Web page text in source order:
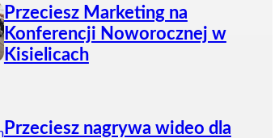
Przeciesz Marketing na
Konferencji Noworocznej w
Kisielicach
Przeciesz nagrywa wideo dla